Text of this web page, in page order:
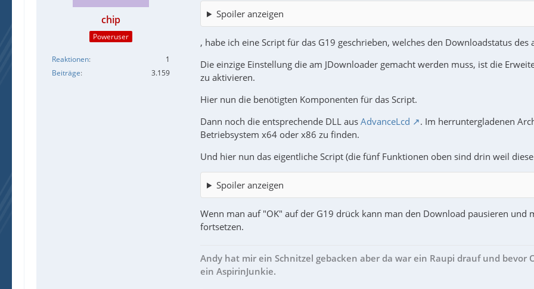
chip
Poweruser
Reaktionen
1
Beiträge
3.159
Spoiler anzeigen
, habe ich eine Script für das G19 geschrieben, welches den Downloadstatus
Die einzige Einstellung die am JDownloader gemacht werden muss, ist die
zu aktivieren.
Hier nun die benötigten Komponenten für das Script.
Dann noch die entsprechende DLL aus AdvanceLcd
. Im herruntergladenen
Betriebsystem x64 oder x86 zu finden.
Und hier nun das eigentliche Script (die fünf Funktionen oben sind drin weil
Spoiler anzeigen
Wenn man auf "OK" auf der G19 drück kann man den Download pausieren und
fortsetzen.
Andy hat mir ein Schnitzel gebacken aber da war ein Raupi drauf und
ein AspirinJunkie.